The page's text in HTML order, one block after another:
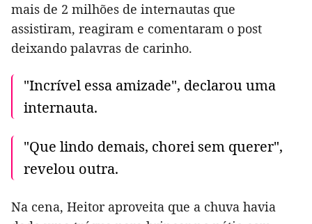
mais de 2 milhões de internautas que
assistiram, reagiram e comentaram o post
deixando palavras de carinho.
"Incrível essa amizade", declarou uma
internauta.
"Que lindo demais, chorei sem querer",
revelou outra.
Na cena, Heitor aproveita que a chuva havia